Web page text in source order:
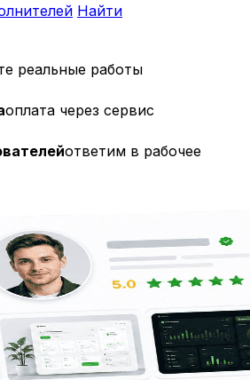
Найти
реальные работы
оплата через сервис
ответим в рабочее